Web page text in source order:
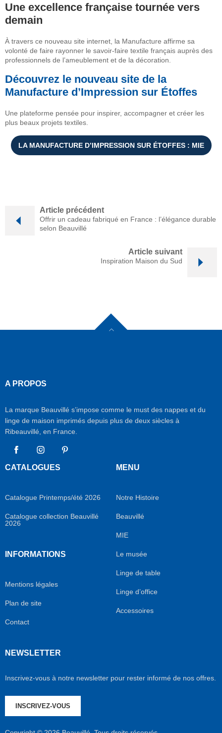
Une excellence française tournée vers
demain
À travers ce nouveau site internet, la Manufacture affirme sa
volonté de faire rayonner le savoir-faire textile français auprès des
professionnels de l’ameublement et de la décoration.
Découvrez le nouveau site de la
Manufacture d’Impression sur Étoffes
Une plateforme pensée pour inspirer, accompagner et créer les
plus beaux projets textiles.
LA MANUFACTURE D’IMPRESSION SUR ÉTOFFES : MIE
Article précédent
Offrir un cadeau fabriqué en France : l’élégance durable
selon Beauvillé
Article suivant
Inspiration Maison du Sud
A PROPOS
La marque Beauvillé s’impose comme le must des nappes et du
linge de maison imprimés depuis plus de deux siècles à
Ribeauvillé, en France.
FacebookInstagram
CATALOGUES
Catalogue Printemps/été 2026
Catalogue collection Beauvillé
2026
INFORMATIONS
Mentions légales
Plan de site
Contact
MENU
Notre Histoire
Beauvillé
MIE
Le musée
Linge de table
Linge d’office
Accessoires
NEWSLETTER
Inscrivez-vous à notre newsletter pour rester informé de nos offres.
INSCRIVEZ-VOUS